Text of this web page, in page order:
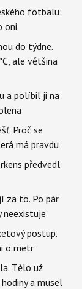
fotbalu:
oni
do týdne.
ale většina
a políbil ji na
Proč se
má pravdu
předvedl
za to. Po pár
neexistuje
postup.
o metr
Tělo už
a musel